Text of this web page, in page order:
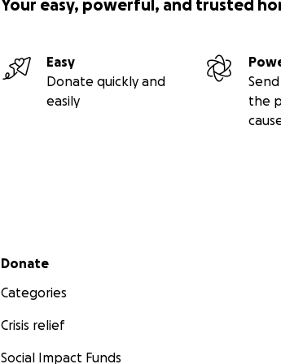
Your easy, powerful, and trusted
Easy
Donate quickly and
easily
the
Secondary menu
Donate
Categories
Crisis relief
Social Impact Funds